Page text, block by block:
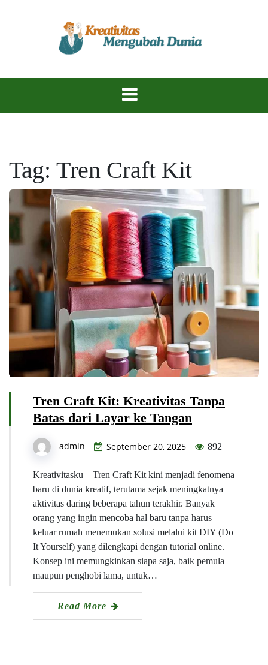
KreativitasKu
Tag: Tren Craft Kit
Tren Craft Kit: Kreativitas Tanpa
Batas dari Layar ke Tangan
admin September 20, 2025 892
Kreativitasku – Tren Craft Kit kini menjadi fenomena
baru di dunia kreatif, terutama sejak meningkatnya
aktivitas daring beberapa tahun terakhir. Banyak
orang yang ingin mencoba hal baru tanpa harus
keluar rumah menemukan solusi melalui kit DIY (Do
It Yourself) yang dilengkapi dengan tutorial online.
Konsep ini memungkinkan siapa saja, baik pemula
maupun penghobi lama, untuk…
Read More